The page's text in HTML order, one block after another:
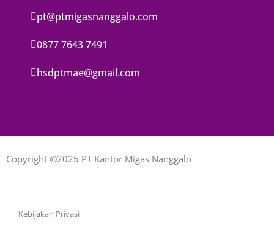
pt@ptmigasnanggalo.com
0877 7643 7491
hsdptmae@gmail.com
Copyright ©2025 PT Kantor Migas Nanggalo
Kebijakan Privasi